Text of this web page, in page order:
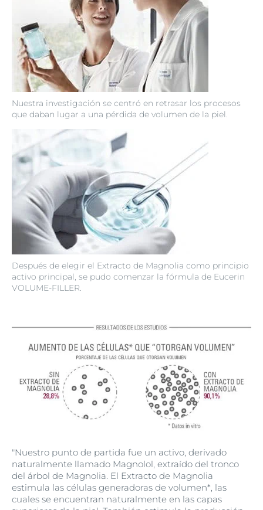
Nuestra investigación se centró en retrasar los procesos
que daban lugar a una pérdida de volumen de la piel.
Después de elegir el Extracto de Magnolia como principio
activo principal, se pudo comenzar la fórmula de Eucerin
VOLUME-FILLER.
"Nuestro punto de partida fue un activo, derivado
naturalmente llamado Magnolol, extraído del tronco
del árbol de Magnolia. El Extracto de Magnolia
estimula las células generadoras de volumen*, las
cuales se encuentran naturalmente en las capas